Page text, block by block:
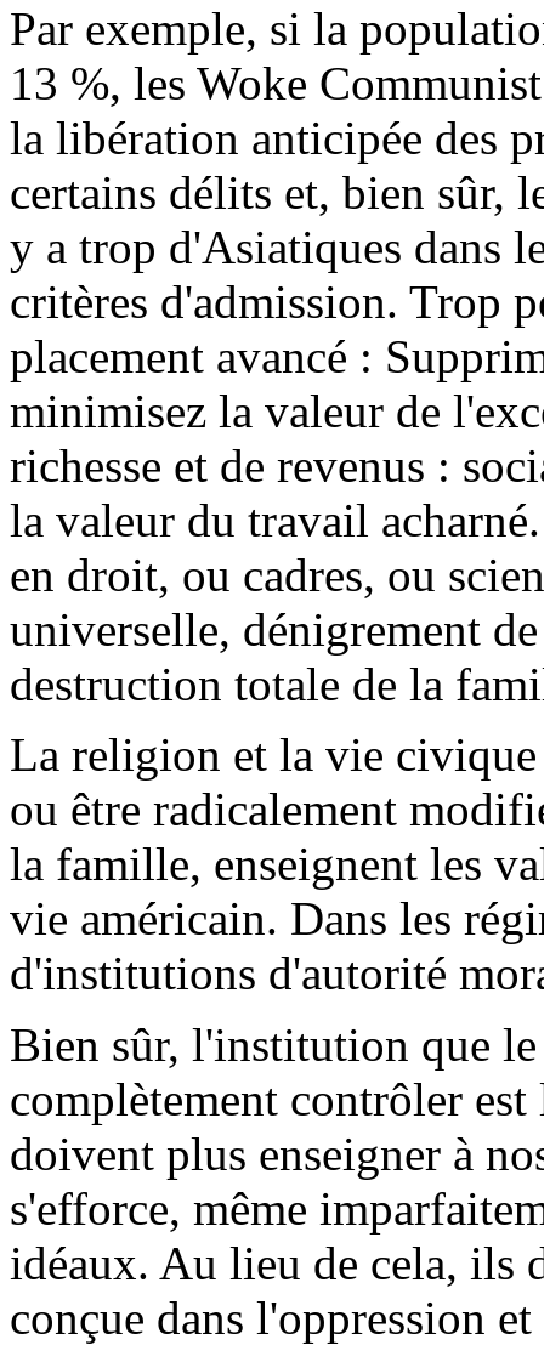
Par exemple, si la
13 %, les Woke
la libération anticipée des
certains délits et, bien sûr,
y a trop d'Asiatiques dans
critères d'admission. Trop
placement avancé :
minimisez la valeur de
richesse et de revenus :
la valeur du travail
en droit, ou cadres, ou
universelle, dénigrement
destruction totale de la
La religion et la vie
ou être radicalement
la famille, enseignent les
vie américain. Dans les
d'institutions d'autorité
Bien sûr, l'institution que
complètement contrôler
doivent plus enseigner à
s'efforce, même
idéaux. Au lieu de cela, ils
conçue dans l'oppression